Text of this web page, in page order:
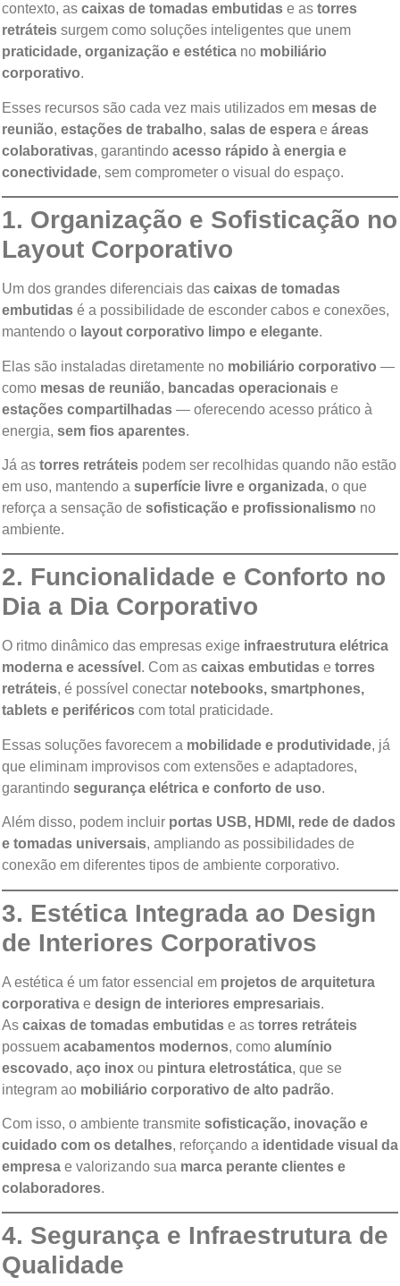
contexto, as caixas de tomadas embutidas e as torres
retráteis surgem como soluções inteligentes que unem
praticidade, organização e estética no mobiliário
corporativo.
Esses recursos são cada vez mais utilizados em mesas de
reunião, estações de trabalho, salas de espera e áreas
colaborativas, garantindo acesso rápido à energia e
conectividade, sem comprometer o visual do espaço.
1. Organização e Sofisticação no
Layout Corporativo
Um dos grandes diferenciais das caixas de tomadas
embutidas é a possibilidade de esconder cabos e conexões,
mantendo o layout corporativo limpo e elegante.
Elas são instaladas diretamente no mobiliário corporativo —
como mesas de reunião, bancadas operacionais e
estações compartilhadas — oferecendo acesso prático à
energia, sem fios aparentes.
Já as torres retráteis podem ser recolhidas quando não estão
em uso, mantendo a superfície livre e organizada, o que
reforça a sensação de sofisticação e profissionalismo no
ambiente.
2. Funcionalidade e Conforto no
Dia a Dia Corporativo
O ritmo dinâmico das empresas exige infraestrutura elétrica
moderna e acessível . Com as caixas embutidas e torres
retráteis, é possível conectar notebooks, smartphones,
tablets e periféricos com total praticidade.
Essas soluções favorecem a mobilidade e produtividade, já
que eliminam improvisos com extensões e adaptadores,
garantindo segurança elétrica e conforto de uso.
Além disso, podem incluir portas USB, HDMI, rede de dados
e tomadas universais, ampliando as possibilidades de
conexão em diferentes tipos de ambiente corporativo.
3. Estética Integrada ao Design
de Interiores Corporativos
A estética é um fator essencial em projetos de arquitetura
corporativa e design de interiores empresariais.
As caixas de tomadas embutidas e as torres retráteis
possuem acabamentos modernos, como alumínio
escovado, aço inox ou pintura eletrostática, que se
integram ao mobiliário corporativo de alto padrão.
Com isso, o ambiente transmite sofisticação, inovação e
cuidado com os detalhes, reforçando a identidade visual da
empresa e valorizando sua marca perante clientes e
colaboradores.
4. Segurança e Infraestrutura de
Qualidade